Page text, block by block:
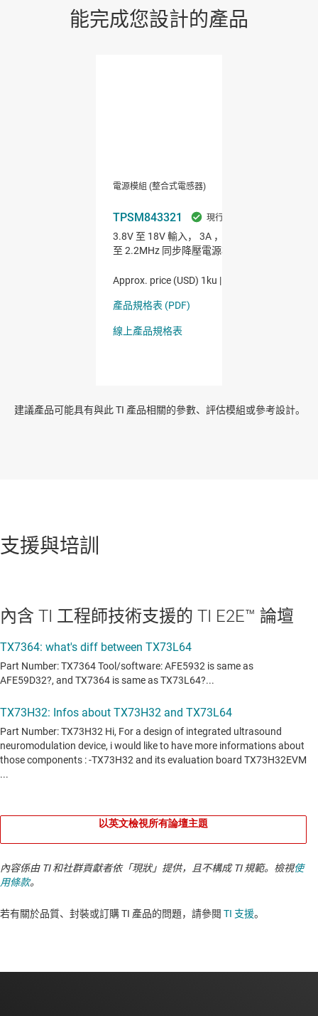
建議產品可能具有與此 TI 產品相關的參數、評估模組或參考設計。
支援與培訓
內含 TI 工程師技術支援的 TI E2E™ 論壇
以英文檢視所有論壇主題
內容係由 TI 和社群貢獻者依「現狀」提供，且不構成 TI 規範。檢視使
用條款。
若有關於品質、封裝或訂購 TI 產品的問題，請參閱 TI 支援。​​​​​​​​​​​​​​